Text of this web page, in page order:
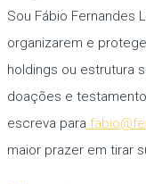
Sou Fábio Fernandes
organizarem e
holdings ou estrutura
doações e
escreva para
maior prazer em tirar